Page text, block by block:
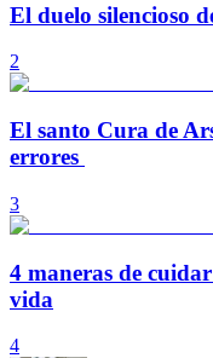
El duelo silencioso
2
El santo Cura de
errores
3
4 maneras de
vida
4